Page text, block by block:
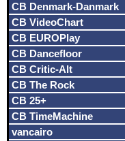
CB Denmark-Danmark
CB VideoChart
CB EUROPlay
CB Dancefloor
CB Critic-Alt
CB The Rock
CB 25+
CB TimeMachine
vancairo